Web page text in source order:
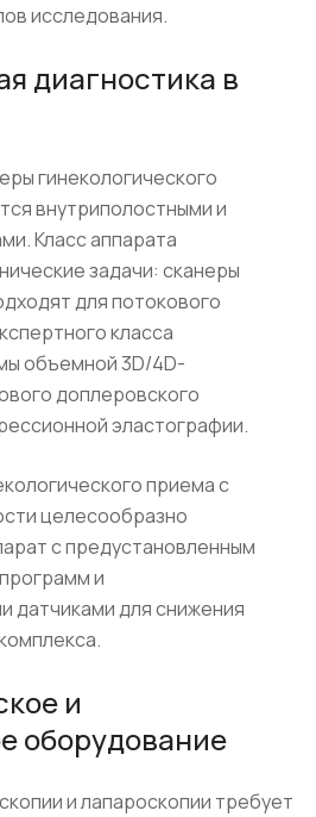
исследования.
диагностика в
гинекологического
внутриполостными и
Класс аппарата
задачи: сканеры
для потокового
класса
объемной 3D/4D-
доплеровского
эластографии.
приема с
целесообразно
с предустановленным
и
датчиками для снижения
и
оборудование
и лапароскопии требует